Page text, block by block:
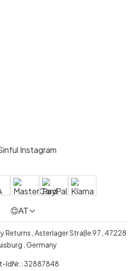
AT
Returns , Asterlager Straße 97 , 47228
, Germany
IdNr.: 32887848